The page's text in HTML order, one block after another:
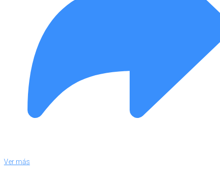
Ver más